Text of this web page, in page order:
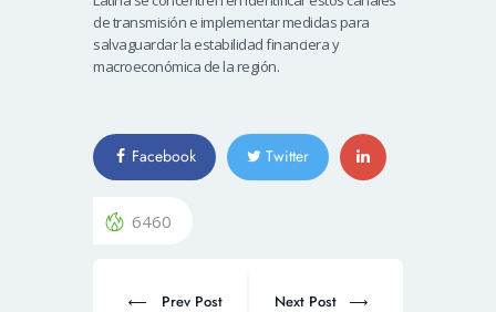
de transmisión e implementar medidas para
salvaguardar la estabilidad financiera y
macroeconómica de la región.
Facebook Twitter
6460
Prev Post Next Post